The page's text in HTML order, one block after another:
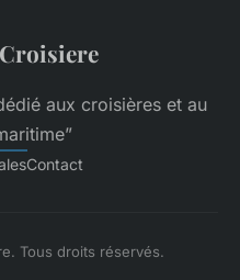
aux croisières et au
Contact
Tous droits réservés.